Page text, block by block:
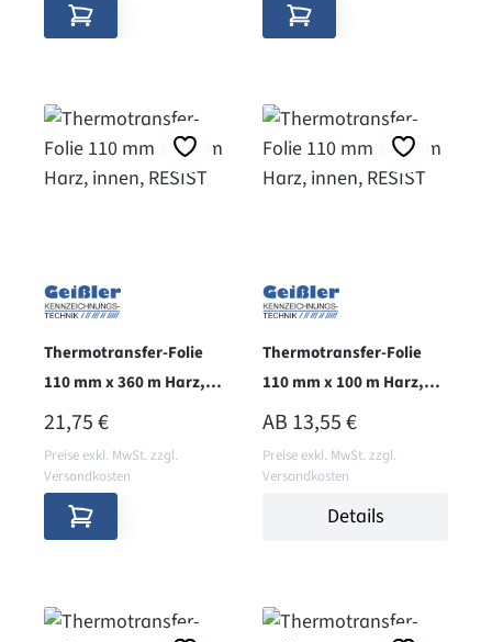
Thermotransfer-Folie
110 mm x 360 m Harz,
innen, RESIST
REGULÄRER PREIS:
21,75 €
Preise exkl. MwSt. zzgl.
Versandkosten
Thermotransfer-Folie
110 mm x 100 m Harz,
innen, RESIST
REGULÄRER PREIS:
AB 13,55 €
Preise exkl. MwSt. zzgl.
Versandkosten
Details